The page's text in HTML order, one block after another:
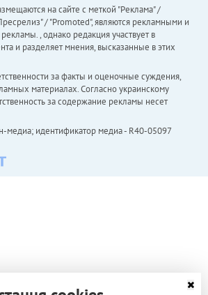
на сайте с меткой "Реклама" /
/ "Promoted", являются рекламными и
, однако редакция участвует в
и разделяет мнения, высказанные в этих
за факты и оценочные суждения,
материалах. Согласно украинскому
за содержание рекламы несет
медиа; идентификатор медиа - R40-05097